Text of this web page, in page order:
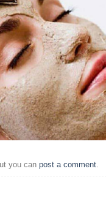
you can post a comment.